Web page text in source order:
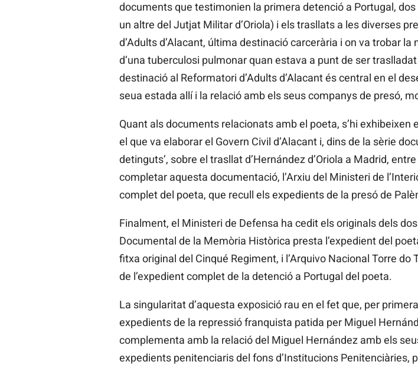
documents que testimonien la primera detenció a Portugal,
un altre del Jutjat Militar d’Oriola) i els trasllats a les diverses
d’Adults d’Alacant, última destinació carcerària i on va trobar
d’una tuberculosi pulmonar quan estava a punt de ser
destinació al Reformatori d’Adults d’Alacant és central en el
seua estada allí i la relació amb els seus companys de presó,
Quant als documents relacionats amb el poeta, s’hi exhibeixen
el que va elaborar el Govern Civil d’Alacant i, dins de la sèrie
detinguts’, sobre el trasllat d’Hernández d’Oriola a Madrid,
completar aquesta documentació, l’Arxiu del Ministeri de
complet del poeta, que recull els expedients de la presó de
Finalment, el Ministeri de Defensa ha cedit els originals dels
Documental de la Memòria Històrica presta l’expedient del
fitxa original del Cinqué Regiment, i l’Arquivo Nacional Torre
de l’expedient complet de la detenció a Portugal del poeta.
La singularitat d’aquesta exposició rau en el fet que, per
expedients de la repressió franquista patida per Miguel
complementa amb la relació del Miguel Hernández amb els
expedients penitenciaris del fons d’Institucions Penitenciàries,